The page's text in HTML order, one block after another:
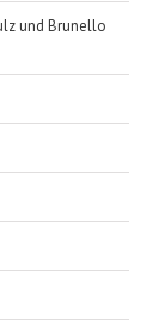
und Brunello